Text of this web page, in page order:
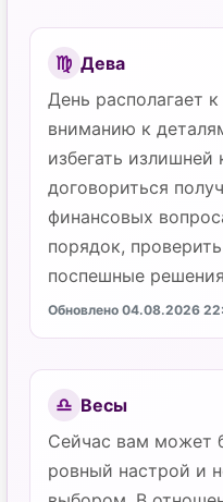
♍ Дева
День располагает
вниманию к
избегать излишней
договориться
финансовых
порядок,
поспешные
Обновлено 04.08.2026
♎ Весы
Сейчас вам может
ровный настрой и